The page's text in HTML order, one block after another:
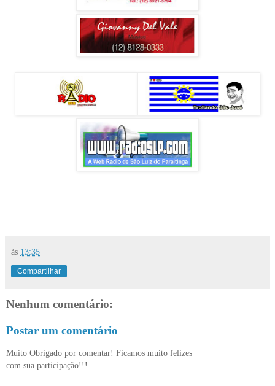
às 13:35
Compartilhar
Nenhum comentário:
Postar um comentário
Muito Obrigado por comentar! Ficamos muito felizes
com sua participação!!!